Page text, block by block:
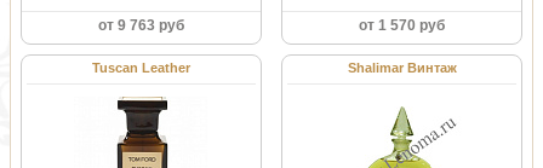
от 9 763 руб от 1 570 руб
Tuscan Leather Shalimar Винтаж